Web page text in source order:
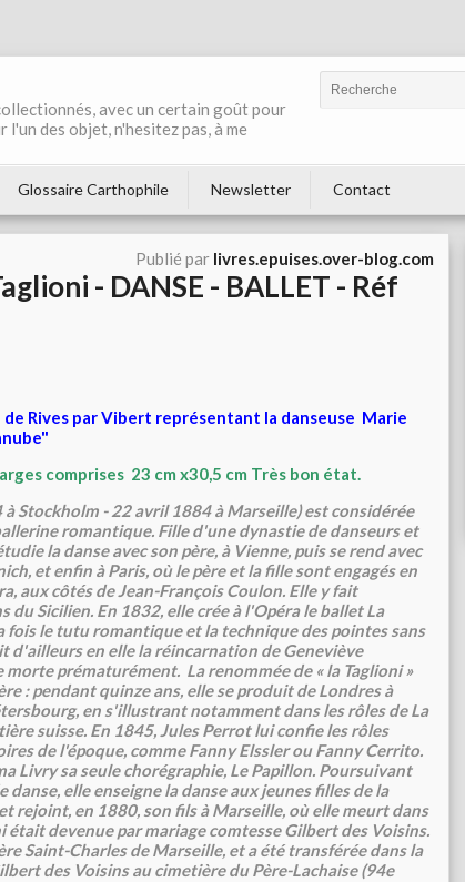
avec un certain goût pour
des objet, n'hesitez pas, à me
Glossaire Carthophile Newsletter Contact
Publié par livres.epuises.over-blog.com
- DANSE - BALLET - Réf
Rives par Vibert représentant la danseuse Marie
comprises 23 cm x30,5 cm Très bon état.
Stockholm - 22 avril 1884 à Marseille) est considérée
romantique. Fille d'une dynastie de danseurs et
la danse avec son père, à Vienne, puis se rend avec
et enfin à Paris, où le père et la fille sont engagés en
aux côtés de Jean-François Coulon. Elle y fait
du Sicilien. En 1832, elle crée à l'Opéra le ballet La
fois le tutu romantique et la technique des pointes sans
d'ailleurs en elle la réincarnation de Geneviève
prématurément. La renommée de « la Taglioni »
: pendant quinze ans, elle se produit de Londres à
en s'illustrant notamment dans les rôles de La
suisse. En 1845, Jules Perrot lui confie les rôles
de l'époque, comme Fanny Elssler ou Fanny Cerrito.
Livry sa seule chorégraphie, Le Papillon. Poursuivant
danse, elle enseigne la danse aux jeunes filles de la
rejoint, en 1880, son fils à Marseille, où elle meurt dans
était devenue par mariage comtesse Gilbert des Voisins.
Saint-Charles de Marseille, et a été transférée dans la
des Voisins au cimetière du Père-Lachaise (94e